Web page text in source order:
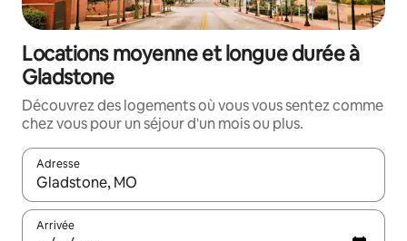
Locations moyenne et longue durée à
Gladstone
Découvrez des logements où vous vous sentez comme
chez vous pour un séjour d'un mois ou plus.
Adresse
Lorsque les résultats s'affichent, utilisez les flèches vers le
Arrivée